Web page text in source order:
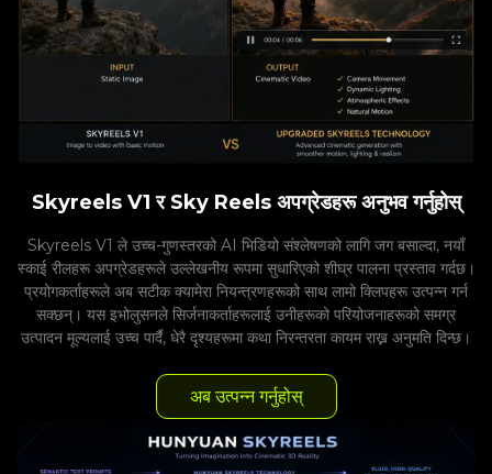
Skyreels V1 र Sky Reels अपग्रेडहरू अनुभव गर्नुहोस्
Skyreels V1 ले उच्च-गुणस्तरको AI भिडियो संश्लेषणको लागि जग बसाल्दा, नयाँ
स्काई रीलहरू अपग्रेडहरूले उल्लेखनीय रूपमा सुधारिएको शीघ्र पालना प्रस्ताव गर्दछ।
प्रयोगकर्ताहरूले अब सटीक क्यामेरा नियन्त्रणहरूको साथ लामो क्लिपहरू उत्पन्न गर्न
सक्छन्। यस इभोलुसनले सिर्जनाकर्ताहरूलाई उनीहरूको परियोजनाहरूको समग्र
उत्पादन मूल्यलाई उच्च पार्दै, धेरै दृश्यहरूमा कथा निरन्तरता कायम राख्न अनुमति दिन्छ।
अब उत्पन्न गर्नुहोस्